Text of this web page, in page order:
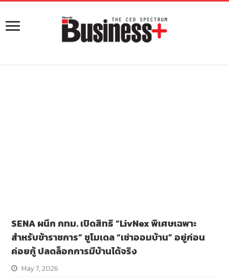
SENA ผนึก กทม. เปิดสิทธิ “LivNex พิเศษเฉพาะ
สำหรับข้าราชการ” ชูโมเดล “เช่าออมบ้าน” อยู่ก่อน
ค่อยกู้ ปลดล็อกการมีบ้านได้จริง
May 7, 2026